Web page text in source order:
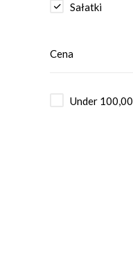
Sałatki
Cena
Under 100,00